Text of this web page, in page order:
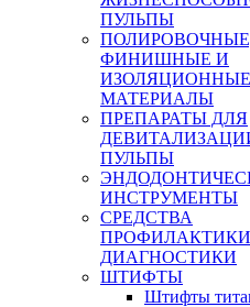
ПУЛЬПЫ
ФИНИШНЫЕ И
ИЗОЛЯЦИОННЫЕ
МАТЕРИАЛЫ
ПРЕПАРАТЫ ДЛЯ
ПУЛЬПЫ
ИНСТРУМЕНТЫ
СРЕДСТВА
ДИАГНОСТИКИ
ШТИФТЫ
Штифты